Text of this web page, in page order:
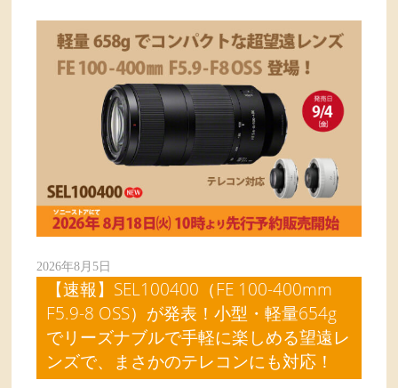
2026年8月5日
【速報】SEL100400（FE 100-400mm
F5.9-8 OSS）が発表！小型・軽量654g
でリーズナブルで手軽に楽しめる望遠レ
ンズで、まさかのテレコンにも対応！